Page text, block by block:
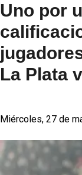
Uno por
La Plata
Miércoles, 27 de